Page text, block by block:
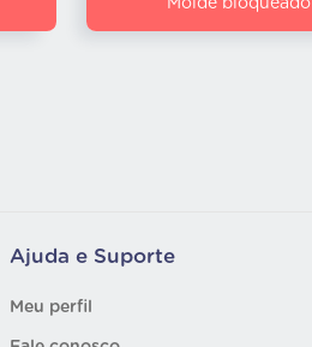
Molde bloqueado
Ajuda e Suporte
Meu perfil